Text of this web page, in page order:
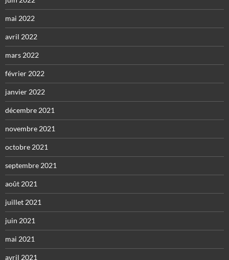
mai 2022
avril 2022
mars 2022
février 2022
janvier 2022
décembre 2021
novembre 2021
octobre 2021
septembre 2021
août 2021
juillet 2021
juin 2021
mai 2021
avril 2021